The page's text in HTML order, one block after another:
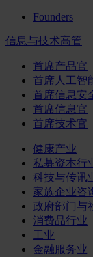
Founders
信息与技术高管
首席产品官
首席人工智
首席信息安
首席信息官
首席技术官
健康产业
私募资本行
科技与传讯
家族企业咨
政府部门与
消费品行业
工业
金融服务业